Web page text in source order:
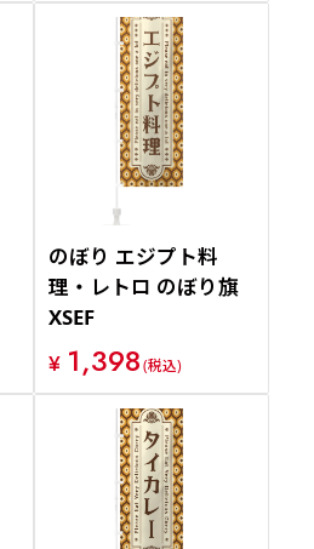
のぼり エジプト料
理・レトロ のぼり旗
XSEF
¥ 1,398(税込)